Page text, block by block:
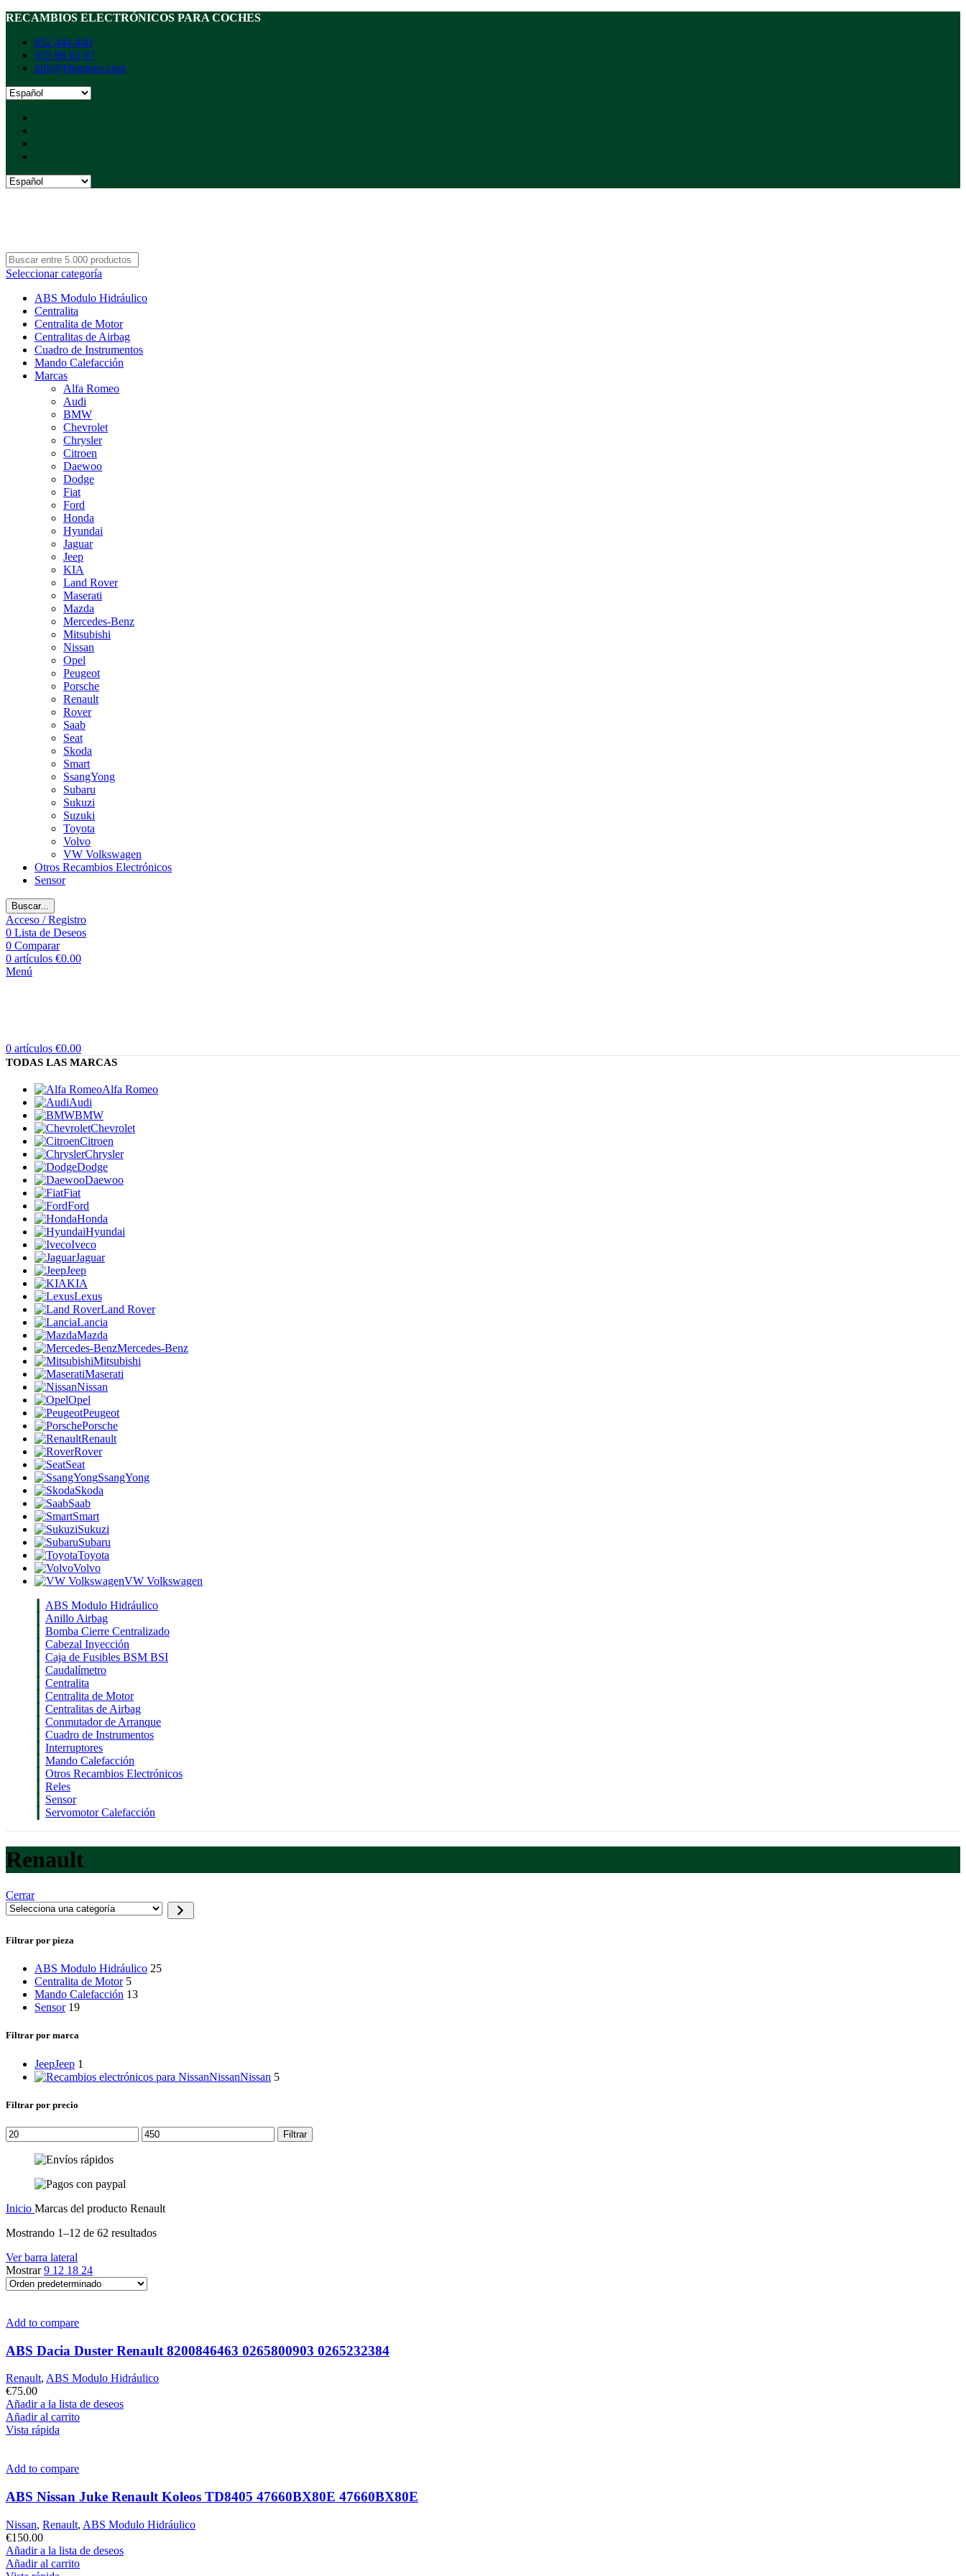
RECAMBIOS ELECTRÓNICOS PARA COCHES
652 444 440
955 98 65 97
info@hbautoes.com
Seleccionar categoría
ABS Modulo Hidráulico
Centralita
Centralita de Motor
Centralitas de Airbag
Cuadro de Instrumentos
Mando Calefacción
Marcas
Alfa Romeo
Audi
BMW
Chevrolet
Chrysler
Citroen
Daewoo
Dodge
Fiat
Ford
Honda
Hyundai
Jaguar
Jeep
KIA
Land Rover
Maserati
Mazda
Mercedes-Benz
Mitsubishi
Nissan
Opel
Peugeot
Porsche
Renault
Rover
Saab
Seat
Skoda
Smart
SsangYong
Subaru
Sukuzi
Suzuki
Toyota
Volvo
VW Volkswagen
Otros Recambios Electrónicos
Sensor
Buscar...
Acceso / Registro
0 Lista de Deseos
0 Comparar
0 artículos €0.00
Menú
0 artículos €0.00
TODAS LAS MARCAS
Alfa Romeo
Audi
BMW
Chevrolet
Citroen
Chrysler
Dodge
Daewoo
Fiat
Ford
Honda
Hyundai
Iveco
Jaguar
Jeep
KIA
Lexus
Land Rover
Lancia
Mazda
Mercedes-Benz
Mitsubishi
Maserati
Nissan
Opel
Peugeot
Porsche
Renault
Rover
Seat
SsangYong
Skoda
Saab
Smart
Sukuzi
Subaru
Toyota
Volvo
VW Volkswagen
ABS Modulo Hidráulico
Anillo Airbag
Bomba Cierre Centralizado
Cabezal Inyección
Caja de Fusibles BSM BSI
Caudalímetro
Centralita
Centralita de Motor
Centralitas de Airbag
Conmutador de Arranque
Cuadro de Instrumentos
Interruptores
Mando Calefacción
Otros Recambios Electrónicos
Reles
Sensor
Servomotor Calefacción
Renault
Cerrar
Selecciona
Filtrar por pieza
ABS Modulo Hidráulico 25
Centralita de Motor 5
Mando Calefacción 13
Sensor 19
Filtrar por marca
JeepJeep 1
NissanNissan 5
Filtrar por precio
Precio
mínimo
Precio
máximo
Filtrar
Inicio Marcas del producto Renault
Mostrando 1–12 de 62 resultados
Ver barra lateral
Mostrar9 12 18 24
Add to compare
ABS Dacia Duster Renault 8200846463 0265800903 0265232384
Renault, ABS Modulo Hidráulico
€75.00
Añadir a la lista de deseos
Añadir al carrito
Vista rápida
Add to compare
ABS Nissan Juke Renault Koleos TD8405 47660BX80E 47660BX80E
Nissan, Renault, ABS Modulo Hidráulico
€150.00
Añadir a la lista de deseos
Añadir al carrito